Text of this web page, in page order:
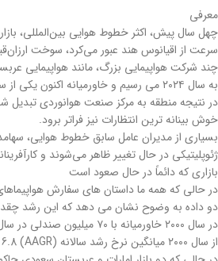
معرفی
چهل سال پیش، اکثر خطوط هوایی بین‌المللی،
سرعت از اقیانوس هند عبور می‌کرد، سوخت
چند شرکت هواپیمایی بزرگ، مانند هواپیمایی
به سال ۲۰۲۴ می رسیم و خاورمیانه اکنون یکی از سریع ترین بازارهای در حال رشد در جهان است، با خطوط هوایی پیشرو جهانی که برای راه اندازی جامع ترین شبکه های جهان با بالاترین سطح خدمات ممکن رقابت می کنند.
در نتیجه منطقه به مرکز صنعت هوانوردی تبدیل
خوش بینانه ترین انتظارات نیز فراتر برود.
بسیاری از مدیران عامل سابق خطوط هوایی،
ژئوپلیتیکی در حال تغییر ظاهر می‌شوند و
بازاری که دائماً در حال صعود است
در حالی که همه ما داستان های سفارش
دو داده به وضوح نشان می دهد که این رشد
در سال ۲۰۰۰ خاورمیانه با ۷۰ میلیون صندلی در سال به عنوان هفتمین منطقه بزرگ جهان رتبه بندی شد ولی امسال انتظار می رود این عدد به ۲۵۷ میلیون صندلی با سلطه بازار داخلی هند برسد.
از سال ۲۰۰۰ میانگین نرخ رشد سالانه (AAGR) 6.8 درصد بوده است که دو برابر نرخ جهانی است ولی این نرخ امسال به بیش از ۹ درصد افزایش می یابد. البته در این میان یک سری برنده و بازنده پنهان است.